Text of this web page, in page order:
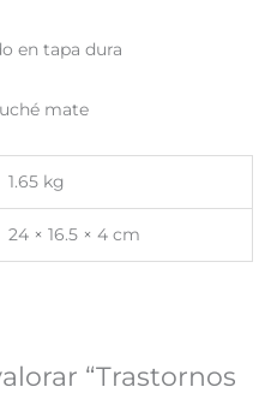
en tapa dura
mate
1.65 kg
24 × 16.5 × 4 cm
“Trastornos